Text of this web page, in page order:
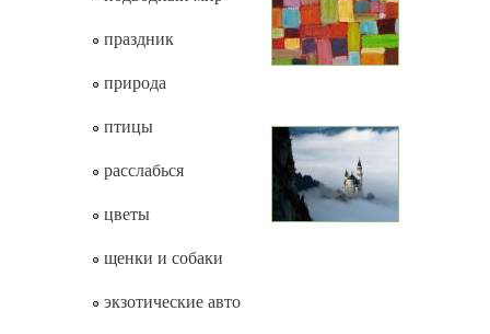
праздник
природа
птицы
расслабься
цветы
щенки и собаки
экзотические авто